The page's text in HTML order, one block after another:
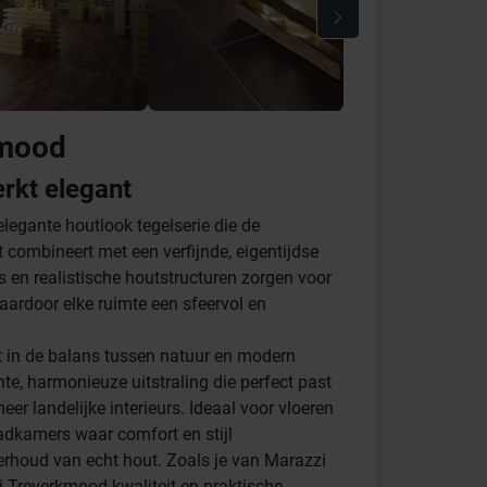
elegant
houtlook tegelserie die de
met een verfijnde, eigentijdse
en realistische houtstructuren zorgen voor
elke ruimte een sfeervol en
de balans tussen natuur en modern
harmonieuze uitstraling die perfect past
landelijke interieurs. Ideaal voor vloeren
waar comfort en stijl
van echt hout. Zoals je van Marazzi